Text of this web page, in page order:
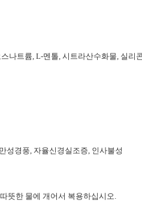
나트륨, L-멘톨, 시트라산수화물, 실리
성경풍, 자율신경실조증, 인사불성
뜻한 물에 개어서 복용하십시오.